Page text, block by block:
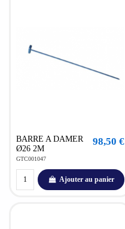
BARRE A DAMER
Ø26 2M
GTC001047
98,50 €
Ajouter au panier